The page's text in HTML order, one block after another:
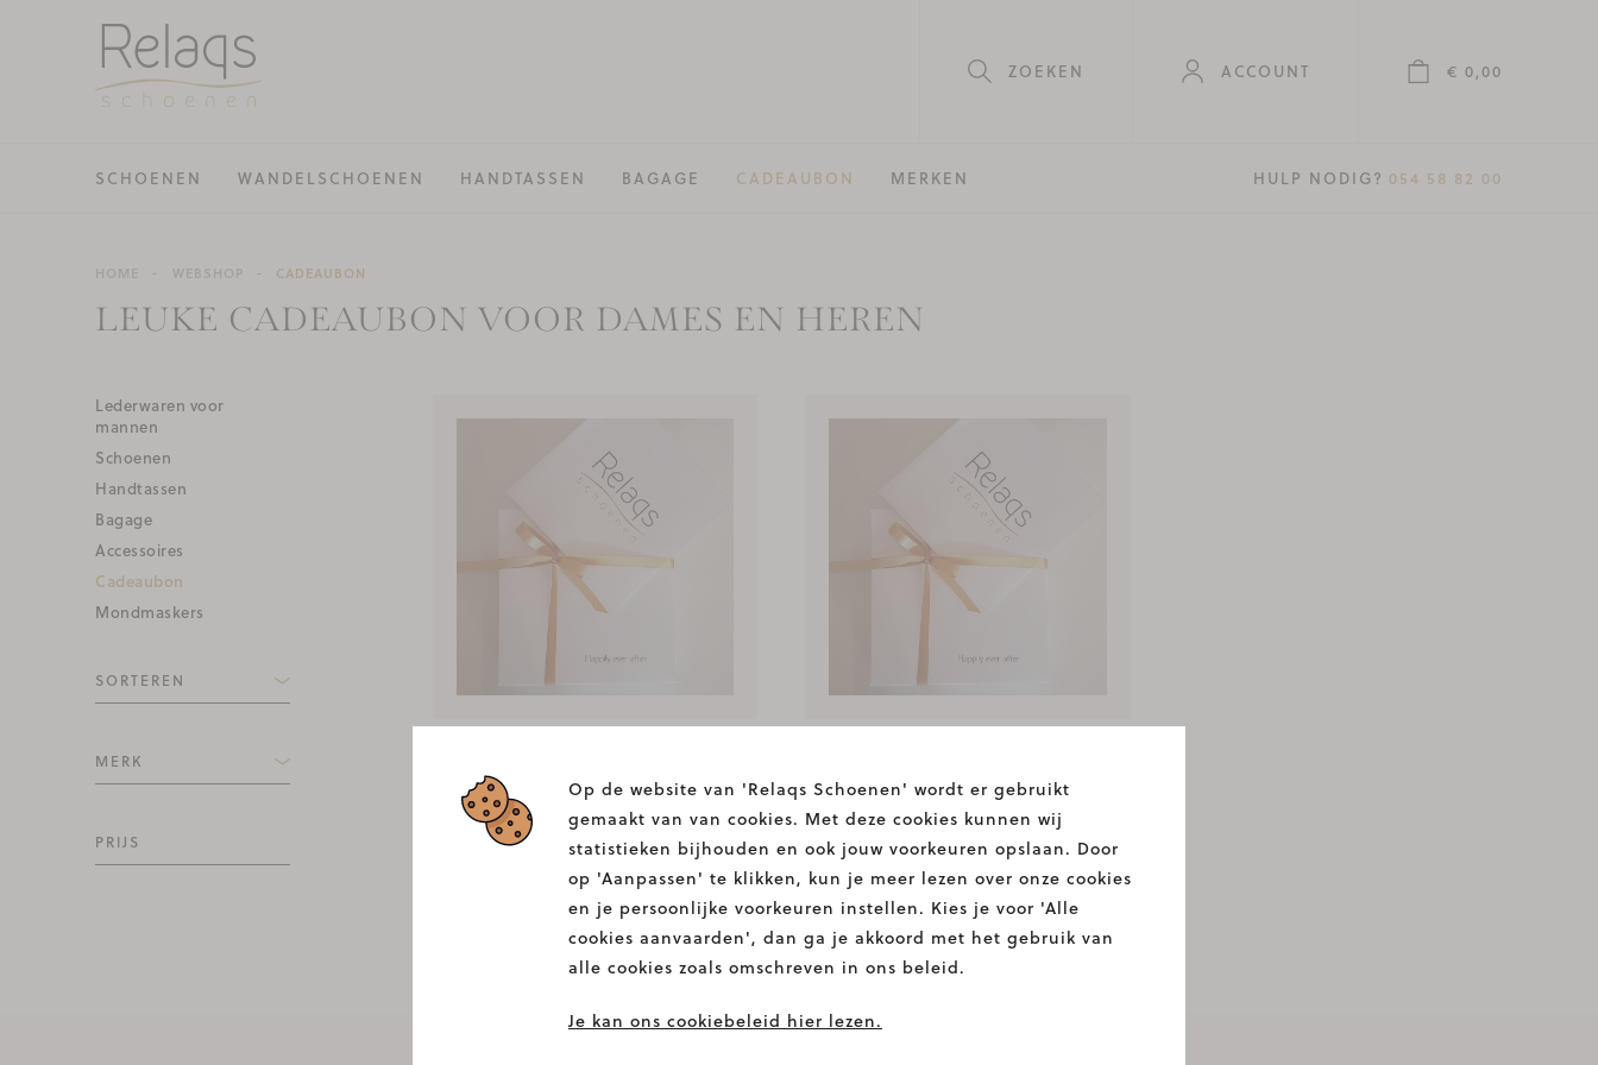
ZOEKEN ACCOUNT € 0,00
SCHOENEN WANDELSCHOENEN HANDTASSEN BAGAGE CADEAUBON MERKEN HULP NODIG? T.
054 58 82 00
HOME WEBSHOP CADEAUBON
LEUKE CADEAUBON VOOR DAMES EN HEREN
Lederwaren voor
mannen
Schoenen
Handtassen
Bagage
Accessoires
Cadeaubon
Mondmaskers
SORTEREN
MERK
PRIJS
CADEAUBON
€ 75,00
CADEAUBON
€ 150,00
Op de website van 'Relaqs Schoenen' wordt er gebruikt
gemaakt van van cookies. Met deze cookies kunnen wij
statistieken bijhouden en ook jouw voorkeuren opslaan. Door
op 'Aanpassen' te klikken, kun je meer lezen over onze cookies
en je persoonlijke voorkeuren instellen. Kies je voor 'Alle
cookies aanvaarden', dan ga je akkoord met het gebruik van
alle cookies zoals omschreven in ons beleid.
Je kan ons cookiebeleid hier lezen.